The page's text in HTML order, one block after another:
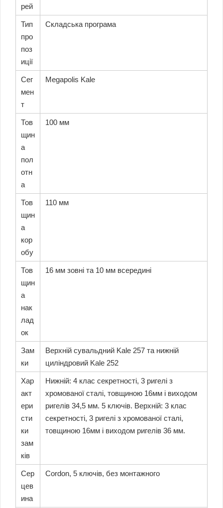
рей
Тип
про
поз
иції
Складська програма
Сег
мен
т
Megapolis Kale
Тов
щин
а
пол
отн
а
100 мм
Тов
щин
а
кор
обу
110 мм
Тов
щин
а
нак
лад
ок
16 мм зовні та 10 мм всередині
Зам
ки
Верхній сувальдний Kale 257 та нижній
циліндровий Kale 252
Хар
акт
ери
сти
ки
зам
ків
Нижній: 4 клас секретності, 3 ригелі з
хромованої сталі, товщиною 16мм і виходом
ригелів 34,5 мм. 5 ключів. Верхній: 3 клас
секретності, 3 ригелі з хромованої сталі,
товщиною 16мм і виходом ригелів 36 мм.
Сер
цев
ина
Cordon, 5 ключів, без монтажного